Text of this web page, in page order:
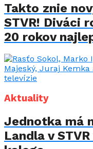
Takto znie
STVR! Diváci
20 rokov
Aktuality
Jednotka má
Landla v